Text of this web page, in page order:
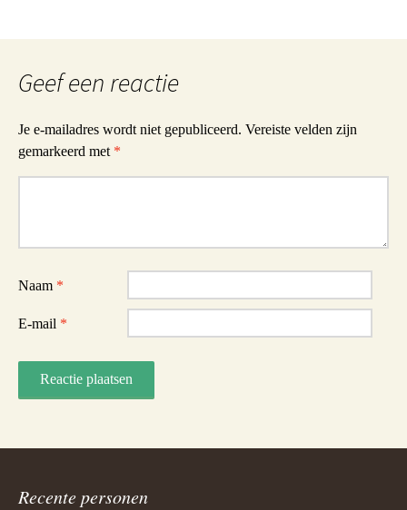
Geef een reactie
Je e-mailadres wordt niet gepubliceerd. Vereiste velden zijn
gemarkeerd met *
Naam *
E-mail *
Recente personen